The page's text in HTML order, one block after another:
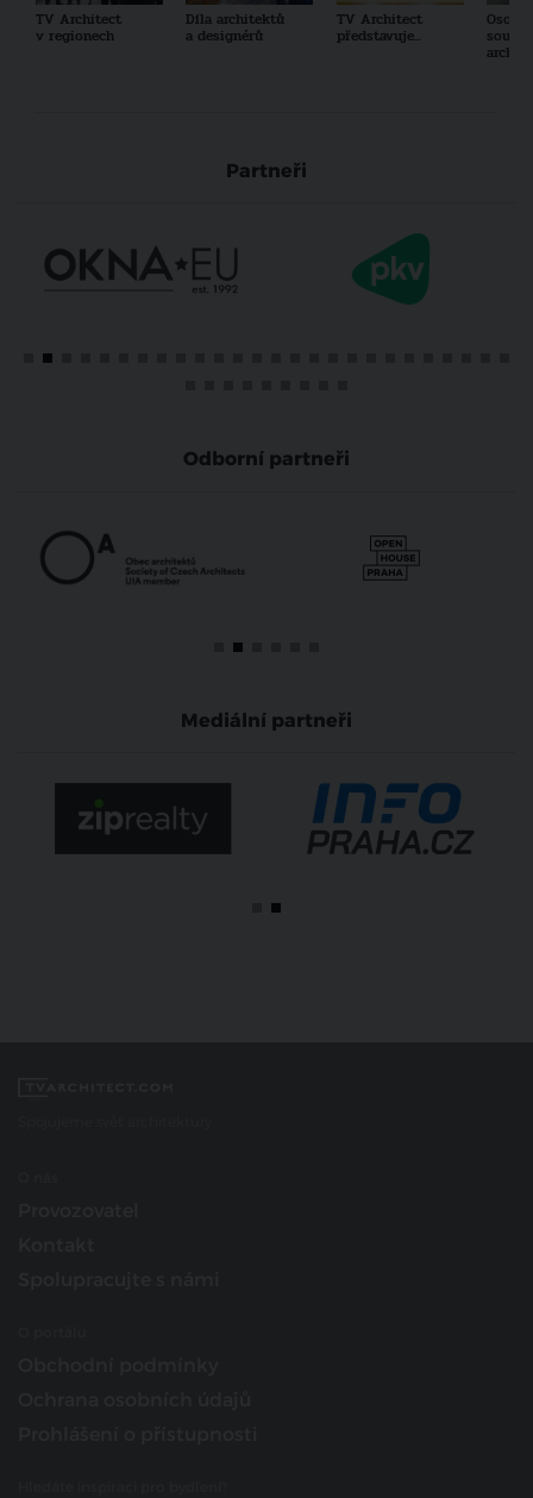
TV Architect
v regionech
Díla architektů
a designérů
TV Architect
představuje...
Partneři
Odborní partneři
Mediální partneři